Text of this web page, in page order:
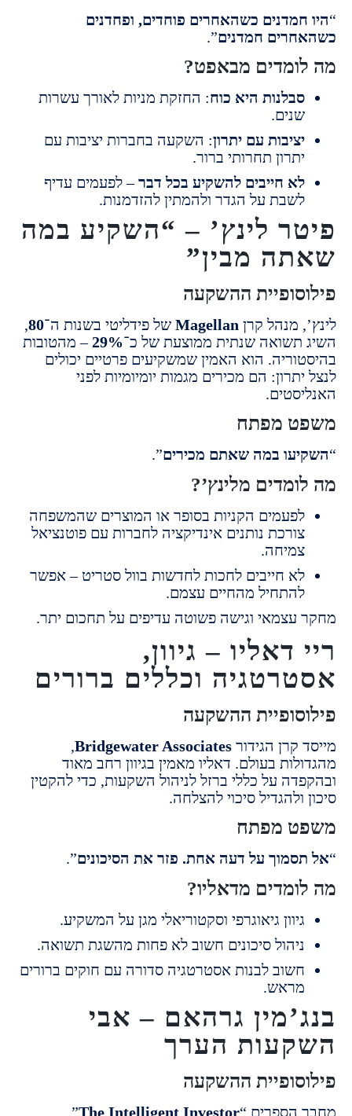
כשהאחרים פוחדים, ופחדנים
חמדנים ”.
מבאפט?
סבלנות היא כוח : החזקת מניות לאורך עשרות
יציבות עם יתרון: השקעה בחברות יציבות עם
יתרון תחרותי ברור.
לא חייבים להשקיע בכל דבר– לפעמים עדיף
לשבת על הגדר ולהמתין להזדמנות.
לינץ’ – “השקיע במה
מבין”
ההשקעה
מנהל קרןMagellanשל פידליטי בשנות ה־80
,
תשואה שנתית ממוצעת של כ־29% – מהטובות
הוא האמין שמשקיעים פרטיים יכולים
הם מכירים מגמות יומיומיות לפני
מפתח
במה שאתם מכירים”.
מלינץ’?
לפעמים הקניות בסופר או המוצרים שהמשפחה
צורכת נותנים אינדיקציה לחברות עם פוטנציאל
לא חייבים לחכות לחדשות בוול סטריט – אפשר
להתחיל מהחיים עצמם.
וגישה פשוטה עדיפים על תחכום יתר.
דאליו – גיוון,
וכללים ברורים
ההשקעה
קרן הגידורBridgewater Associates
,
בעולם. דאליו מאמין בגיוון רחב מאוד
על כללי ברזל לניהול השקעות, כדי להקטין
ולהגדיל סיכוי להצלחה.
מפתח
על דעה אחת. פזר את הסיכונים”.
מדאליו?
גיוון גיאוגרפי וסקטוריאלי מגן על המשקיע.
ניהול סיכונים חשוב לא פחות מהשגת תשואה.
חשוב לבנות אסטרטגיה סדורה עם חוקים ברורים
גרהאם – אבי
הערך
ההשקעה
הספרים “The Intelligent Investor
”